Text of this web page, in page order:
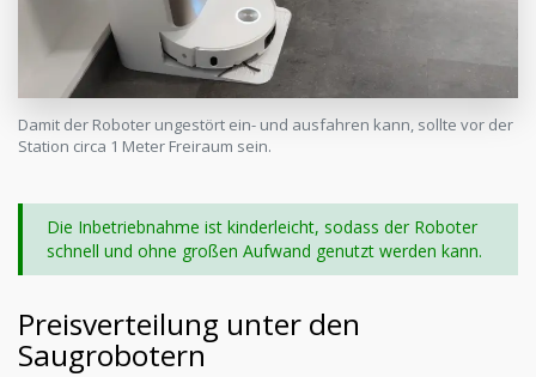
Damit der Roboter ungestört ein- und ausfahren kann, sollte vor der
Station circa 1 Meter Freiraum sein.
Die Inbetriebnahme ist kinderleicht, sodass der Roboter
schnell und ohne großen Aufwand genutzt werden kann.
Preisverteilung unter den
Saugrobotern